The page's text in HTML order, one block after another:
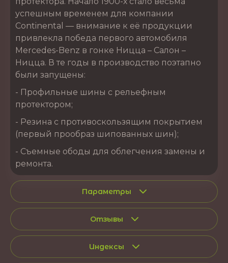
успешным временем для компании
Continental — внимание к её продукции
привлекла победа первого автомобиля
Mercedes-Benz в гонке Ницца – Салон –
Ницца. В те годы в производство поэтапно
были запущены:
- Профильные шины с рельефным
протектором;
- Резина с противоскользящим покрытием
(первый прообраз шипованных шин);
- Съемные ободы для облегчения замены и
ремонта.
Параметры
Отзывы
Индексы